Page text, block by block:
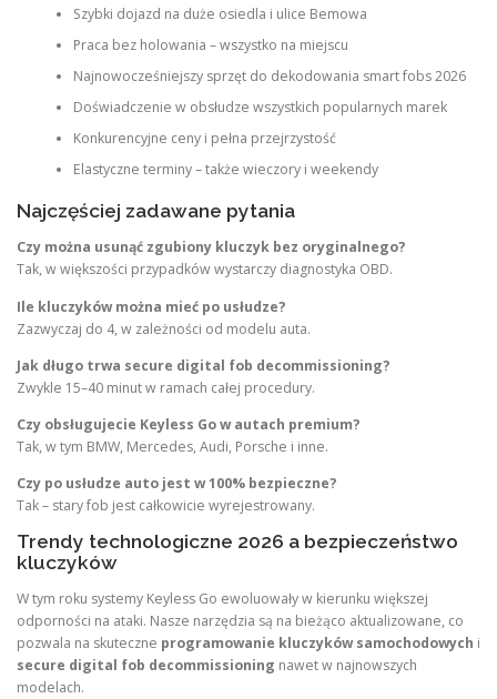
Szybki dojazd na duże osiedla i ulice Bemowa
Praca bez holowania – wszystko na miejscu
Najnowocześniejszy sprzęt do dekodowania smart fobs 2026
Doświadczenie w obsłudze wszystkich popularnych marek
Konkurencyjne ceny i pełna przejrzystość
Elastyczne terminy – także wieczory i weekendy
Najczęściej zadawane pytania
Czy można usunąć zgubiony kluczyk bez oryginalnego?
Tak, w większości przypadków wystarczy diagnostyka OBD.
Ile kluczyków można mieć po usłudze?
Zazwyczaj do 4, w zależności od modelu auta.
Jak długo trwa secure digital fob decommissioning?
Zwykle 15–40 minut w ramach całej procedury.
Czy obsługujecie Keyless Go w autach premium?
Tak, w tym BMW, Mercedes, Audi, Porsche i inne.
Czy po usłudze auto jest w 100% bezpieczne?
Tak – stary fob jest całkowicie wyrejestrowany.
Trendy technologiczne 2026 a bezpieczeństwo
kluczyków
W tym roku systemy Keyless Go ewoluowały w kierunku większej
odporności na ataki. Nasze narzędzia są na bieżąco aktualizowane, co
pozwala na skuteczne programowanie kluczyków samochodowych i
secure digital fob decommissioning nawet w najnowszych
modelach.